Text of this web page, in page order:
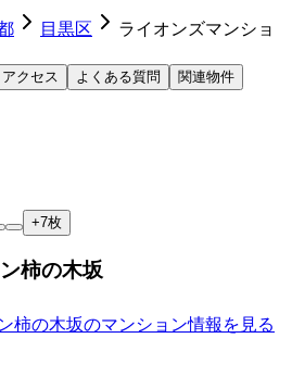
目黒区
ライオンズマンショ
アクセス よくある質問 関連物件
+7枚
柿の木坂
柿の木坂のマンション情報を見る